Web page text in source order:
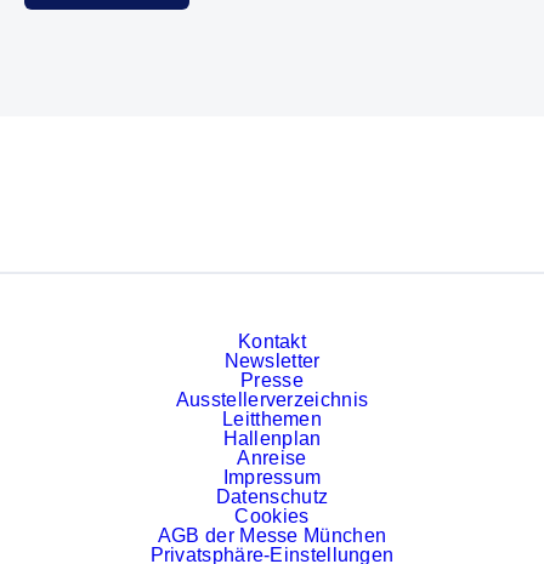
Kontakt
Newsletter
Presse
Ausstellerverzeichnis
Leitthemen
Hallenplan
Anreise
Impressum
Datenschutz
Cookies
AGB der Messe München
Privatsphäre-Einstellungen